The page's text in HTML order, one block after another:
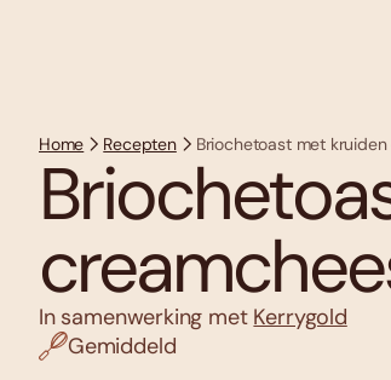
Home Recepten Briochetoast met
In samenwerking met Kerrygold
Gemiddeld